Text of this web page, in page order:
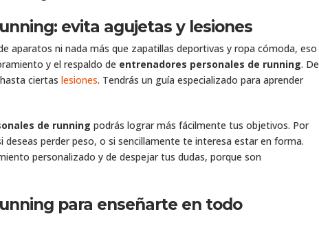
evita agujetas y lesiones
aparatos ni nada más que zapatillas deportivas y ropa cómoda, eso
y el respaldo de entrenadores personales de running. De
ciertas lesiones. Tendrás un guía especializado para aprender
de running podrás lograr más fácilmente tus objetivos. Por
perder peso, o si sencillamente te interesa estar en forma.
personalizado y de despejar tus dudas, porque son
para enseñarte en todo